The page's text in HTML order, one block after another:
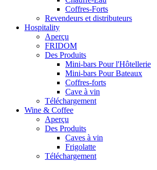
Coffres-Forts
Revendeurs et distributeurs
Hospitality
Aperçu
FRIDOM
Des Produits
Mini-bars Pour l'Hôtellerie
Mini-bars Pour Bateaux
Coffres-forts
Cave à vin
Téléchargement
Wine & Coffee
Aperçu
Des Produits
Caves à vin
Frigolatte
Téléchargement